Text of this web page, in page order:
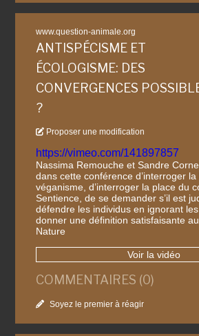
www.question-animale.org
ANTISPÉCISME ET
ÉCOLOGISME: DES
CONVERGENCES
?
Proposer une modification
https://vimeo.com/141897857
Nassima Remouche et Sandre
dans cette conférence d’interroger
véganisme, d’interroger la place du
Sentience, de se demander s’il est
défendre les individus en ignorant
donner une définition satisfaisante
Nature
Voir la vidéo
COMMENTAIRES (0)
Soyez le premier à réagir